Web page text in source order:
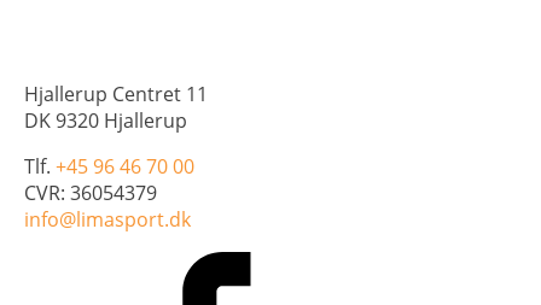
Hjallerup Centret 11
DK 9320 Hjallerup
Tlf. +45 96 46 70 00
CVR: 36054379
info@limasport.dk